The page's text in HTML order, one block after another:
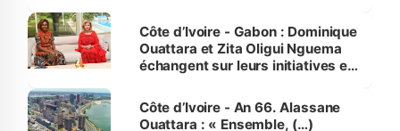
Côte d’Ivoire - Gabon : Dominique
Ouattara et Zita Oligui Nguema
échangent sur leurs initiatives en
enfants
Côte d’Ivoire - An 66. Alassane
Ouattara : « Ensemble, (…)